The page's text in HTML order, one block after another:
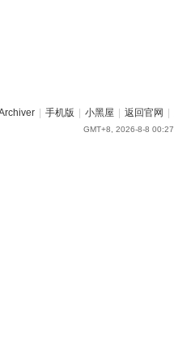
| 手机版 | 小黑屋 | 返回官网 |
GMT+8, 2026-8-8 00:27